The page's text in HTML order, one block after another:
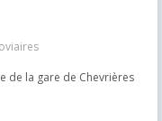
de la gare de Chevrières